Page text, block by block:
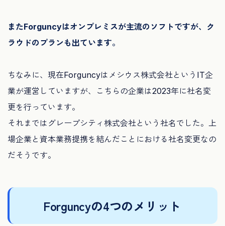
またForguncyはオンプレミスが主流のソフトですが、ク
ラウドのプランも出て います。
ちなみに、現在Forguncyはメシウス株式会社というIT企
業が運営していますが、こちらの企業は2023年に社名変
更を行っています。
それまではグレープシティ株式会社という社名でした。上
場企業と資本業務提携を結んだことにおける社名変更なの
だそうです。
Forguncyの4つのメリット